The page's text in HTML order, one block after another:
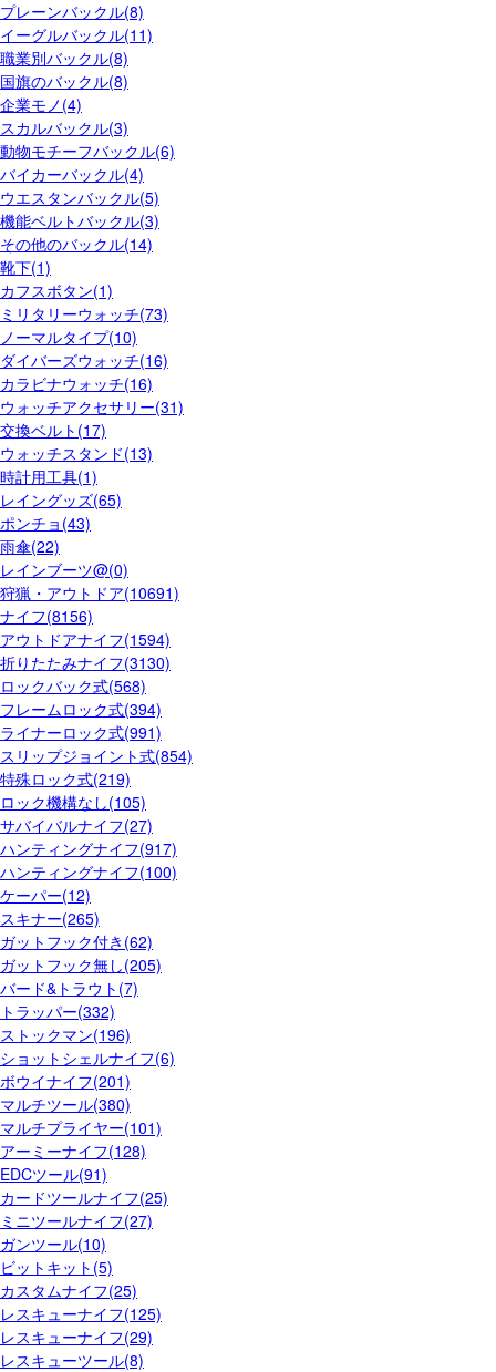
プレーンバックル(8)
イーグルバックル(11)
職業別バックル(8)
国旗のバックル(8)
企業モノ(4)
スカルバックル(3)
動物モチーフバックル(6)
バイカーバックル(4)
ウエスタンバックル(5)
機能ベルトバックル(3)
その他のバックル(14)
靴下(1)
カフスボタン(1)
ミリタリーウォッチ(73)
ノーマルタイプ(10)
ダイバーズウォッチ(16)
カラビナウォッチ(16)
ウォッチアクセサリー(31)
交換ベルト(17)
ウォッチスタンド(13)
時計用工具(1)
レイングッズ(65)
ポンチョ(43)
雨傘(22)
レインブーツ@(0)
狩猟・アウトドア(10691)
ナイフ(8156)
アウトドアナイフ(1594)
折りたたみナイフ(3130)
ロックバック式(568)
フレームロック式(394)
ライナーロック式(991)
スリップジョイント式(854)
特殊ロック式(219)
ロック機構なし(105)
サバイバルナイフ(27)
ハンティングナイフ(917)
ハンティングナイフ(100)
ケーパー(12)
スキナー(265)
ガットフック付き(62)
ガットフック無し(205)
バード&トラウト(7)
トラッパー(332)
ストックマン(196)
ショットシェルナイフ(6)
ボウイナイフ(201)
マルチツール(380)
マルチプライヤー(101)
アーミーナイフ(128)
EDCツール(91)
カードツールナイフ(25)
ミニツールナイフ(27)
ガンツール(10)
ビットキット(5)
カスタムナイフ(25)
レスキューナイフ(125)
レスキューナイフ(29)
レスキューツール(8)